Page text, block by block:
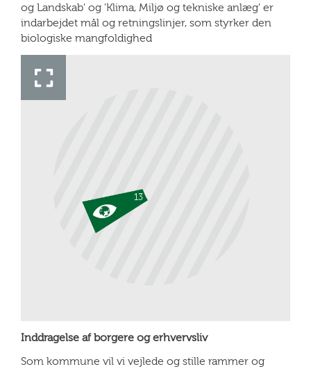
og Landskab' og 'Klima, Miljø og tekniske anlæg' er
indarbejdet mål og retningslinjer, som styrker den
biologiske mangfoldighed
Inddragelse af borgere og erhvervsliv
Som kommune vil vi vejlede og stille rammer og